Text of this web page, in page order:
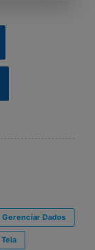
Gerenciar Dados